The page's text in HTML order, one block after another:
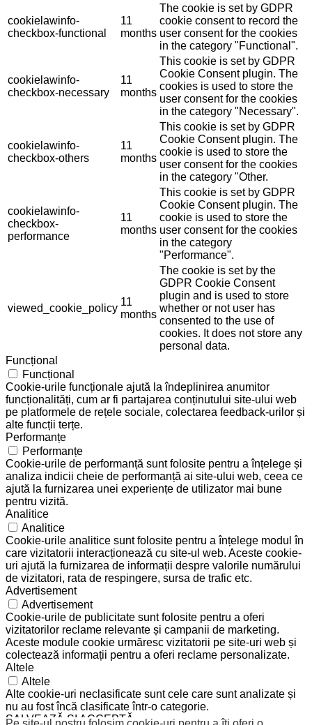
cookielawinfo-
checkbox-functional
11
months
The cookie is set by GDPR
cookie consent to record the
user consent for the cookies
in the category "Functional".
cookielawinfo-
checkbox-necessary
11
months
This cookie is set by GDPR
Cookie Consent plugin. The
cookies is used to store the
user consent for the cookies
in the category "Necessary".
cookielawinfo-
checkbox-others
11
months
This cookie is set by GDPR
Cookie Consent plugin. The
cookie is used to store the
user consent for the cookies
in the category "Other.
cookielawinfo-
checkbox-
performance
11
months
This cookie is set by GDPR
Cookie Consent plugin. The
cookie is used to store the
user consent for the cookies
in the category
"Performance".
viewed_cookie_policy
11
months
The cookie is set by the
GDPR Cookie Consent
plugin and is used to store
whether or not user has
consented to the use of
cookies. It does not store any
personal data.
Funcțional
Funcțional
Cookie-urile funcționale ajută la îndeplinirea anumitor
funcționalități, cum ar fi partajarea conținutului site-ului web
pe platformele de rețele sociale, colectarea feedback-urilor și
alte funcții terțe.
Performanțe
Performanțe
Cookie-urile de performanță sunt folosite pentru a înțelege și
analiza indicii cheie de performanță ai site-ului web, ceea ce
ajută la furnizarea unei experiențe de utilizator mai bune
pentru vizită.
Analitice
Analitice
Cookie-urile analitice sunt folosite pentru a înțelege modul în
care vizitatorii interacționează cu site-ul web. Aceste cookie-
uri ajută la furnizarea de informații despre valorile numărului
de vizitatori, rata de respingere, sursa de trafic etc.
Advertisement
Advertisement
Cookie-urile de publicitate sunt folosite pentru a oferi
vizitatorilor reclame relevante și campanii de marketing.
Aceste module cookie urmăresc vizitatorii pe site-uri web și
colectează informații pentru a oferi reclame personalizate.
Altele
Altele
Alte cookie-uri neclasificate sunt cele care sunt analizate și
nu au fost încă clasificate într-o categorie.
SALVEAZĂ ȘI ACCEPTĂ